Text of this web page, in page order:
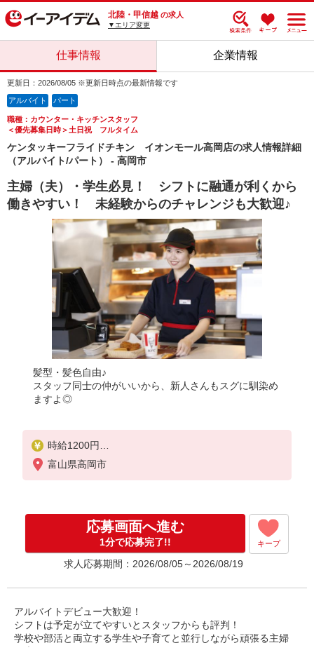
北陸・甲信越 の求人
▼エリア変更
仕事情報 企業情報
更新日：2026/08/05 ※更新日時点の最新情報です
アルバイト パート
職種：カウンター・キッチンスタッフ
＜優先募集日時＞土日祝 フルタイム
ケンタッキーフライドチキン イオンモール高岡店の求人情報詳細
（アルバイト/パート） - 高岡市
主婦（夫）・学生必見！ シフトに融通が利くから
働きやすい！ 未経験からのチャレンジも大歓迎♪
髪型・髪色自由♪
スタッフ同士の仲がいいから、新人さんもスグに馴染め
ますよ◎
時給1200円
研修期間：2ヶ月／時給1180円
＜高校生＞時給1100円／研修時給1080円
富山県高岡市
応募画面へ進む
1分で応募完了!! キープ
求人応募期間：2026/08/05～2026/08/19
アルバイトデビュー大歓迎！
シフトは予定が立てやすいとスタッフからも評判！
学校や部活と両立する学生や子育てと並行しながら頑張る主婦